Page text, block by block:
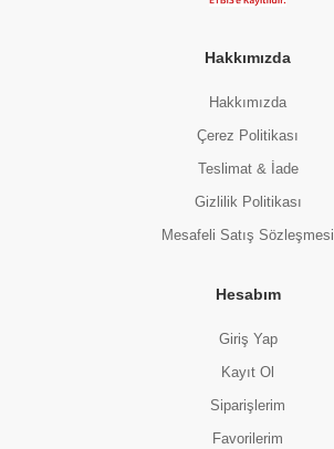
Hakkımızda
Hakkımızda
Çerez Politikası
Teslimat & İade
Gizlilik Politikası
Mesafeli Satış Sözleşmesi
Hesabım
Giriş Yap
Kayıt Ol
Siparişlerim
Favorilerim